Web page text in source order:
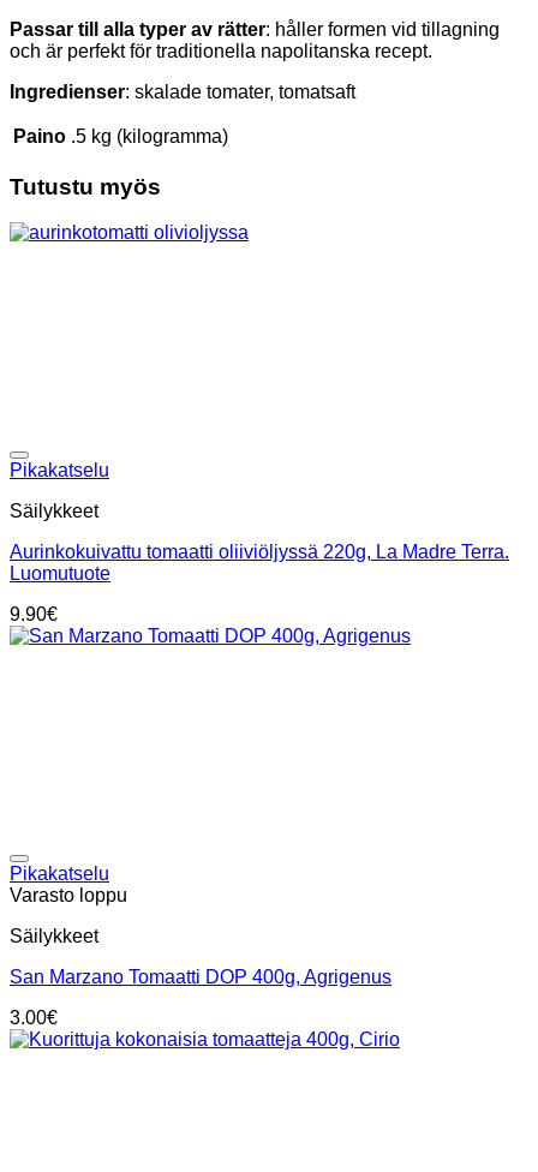
Passar till alla typer av rätter: håller formen vid tillagning
och är perfekt för traditionella napolitanska recept.
Ingredienser: skalade tomater, tomatsaft
Paino .5 kg (kilogramma)
Tutustu myös
Pikakatselu
Säilykkeet
Aurinkokuivattu tomaatti oliiviöljyssä 220g, La Madre Terra.
Luomutuote
9.90€
Pikakatselu
Varasto loppu
Säilykkeet
San Marzano Tomaatti DOP 400g, Agrigenus
3.00€